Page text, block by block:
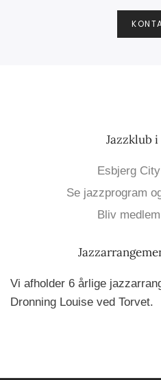
Jazzklub
Esbjerg
Se jazzprogram
Bliv
Vi afholder 6 årlige
Dronning Louise ved Torvet.